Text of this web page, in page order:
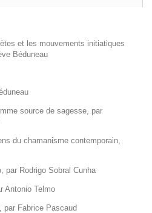
et les mouvements initiatiques
Béduneau
source de sagesse, par
du chamanisme contemporain,
par Rodrigo Sobral Cunha
Antonio Telmo
par Fabrice Pascaud